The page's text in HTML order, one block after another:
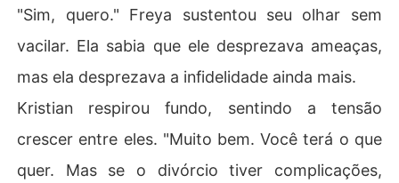
"Sim, quero." Freya sustentou seu olhar sem
vacilar. Ela sabia que ele desprezava ameaças,
mas ela desprezava a infidelidade ainda mais.
Kristian respirou fundo, sentindo a tensão
crescer entre eles. "Muito bem. Você terá o que
quer. Mas se o divórcio tiver complicações,